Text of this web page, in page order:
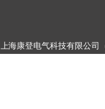
上海康登电气科技有限公司